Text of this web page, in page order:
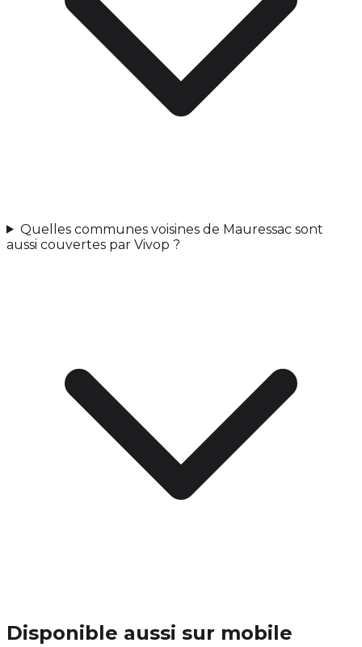
Quelles communes voisines de Mauressac sont
aussi couvertes par Vivop ?
Disponible aussi sur mobile